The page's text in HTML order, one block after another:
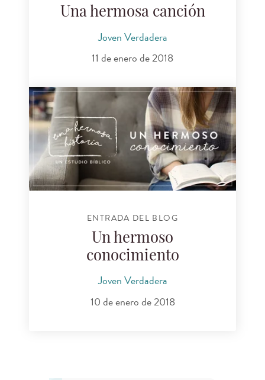
Una hermosa canción
Joven Verdadera
11 de enero de 2018
ENTRADA DEL BLOG
Un hermoso
conocimiento
Joven Verdadera
10 de enero de 2018